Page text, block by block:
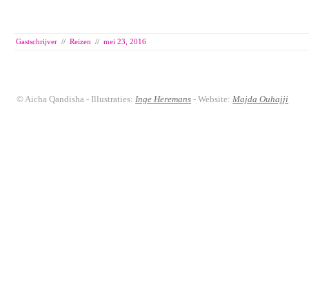
Gastschrijver // Reizen // mei 23, 2016
© Aicha Qandisha - Illustraties: Inge Heremans - Website: Majda Ouhajji